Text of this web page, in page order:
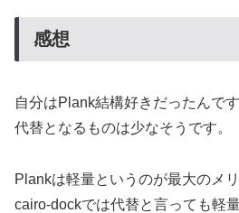
感想
自分はPlank結構好きだったんで
代替となるものは少なそうです。
Plankは軽量というのが最大のメ
cairo-dockでは代替と言っても軽